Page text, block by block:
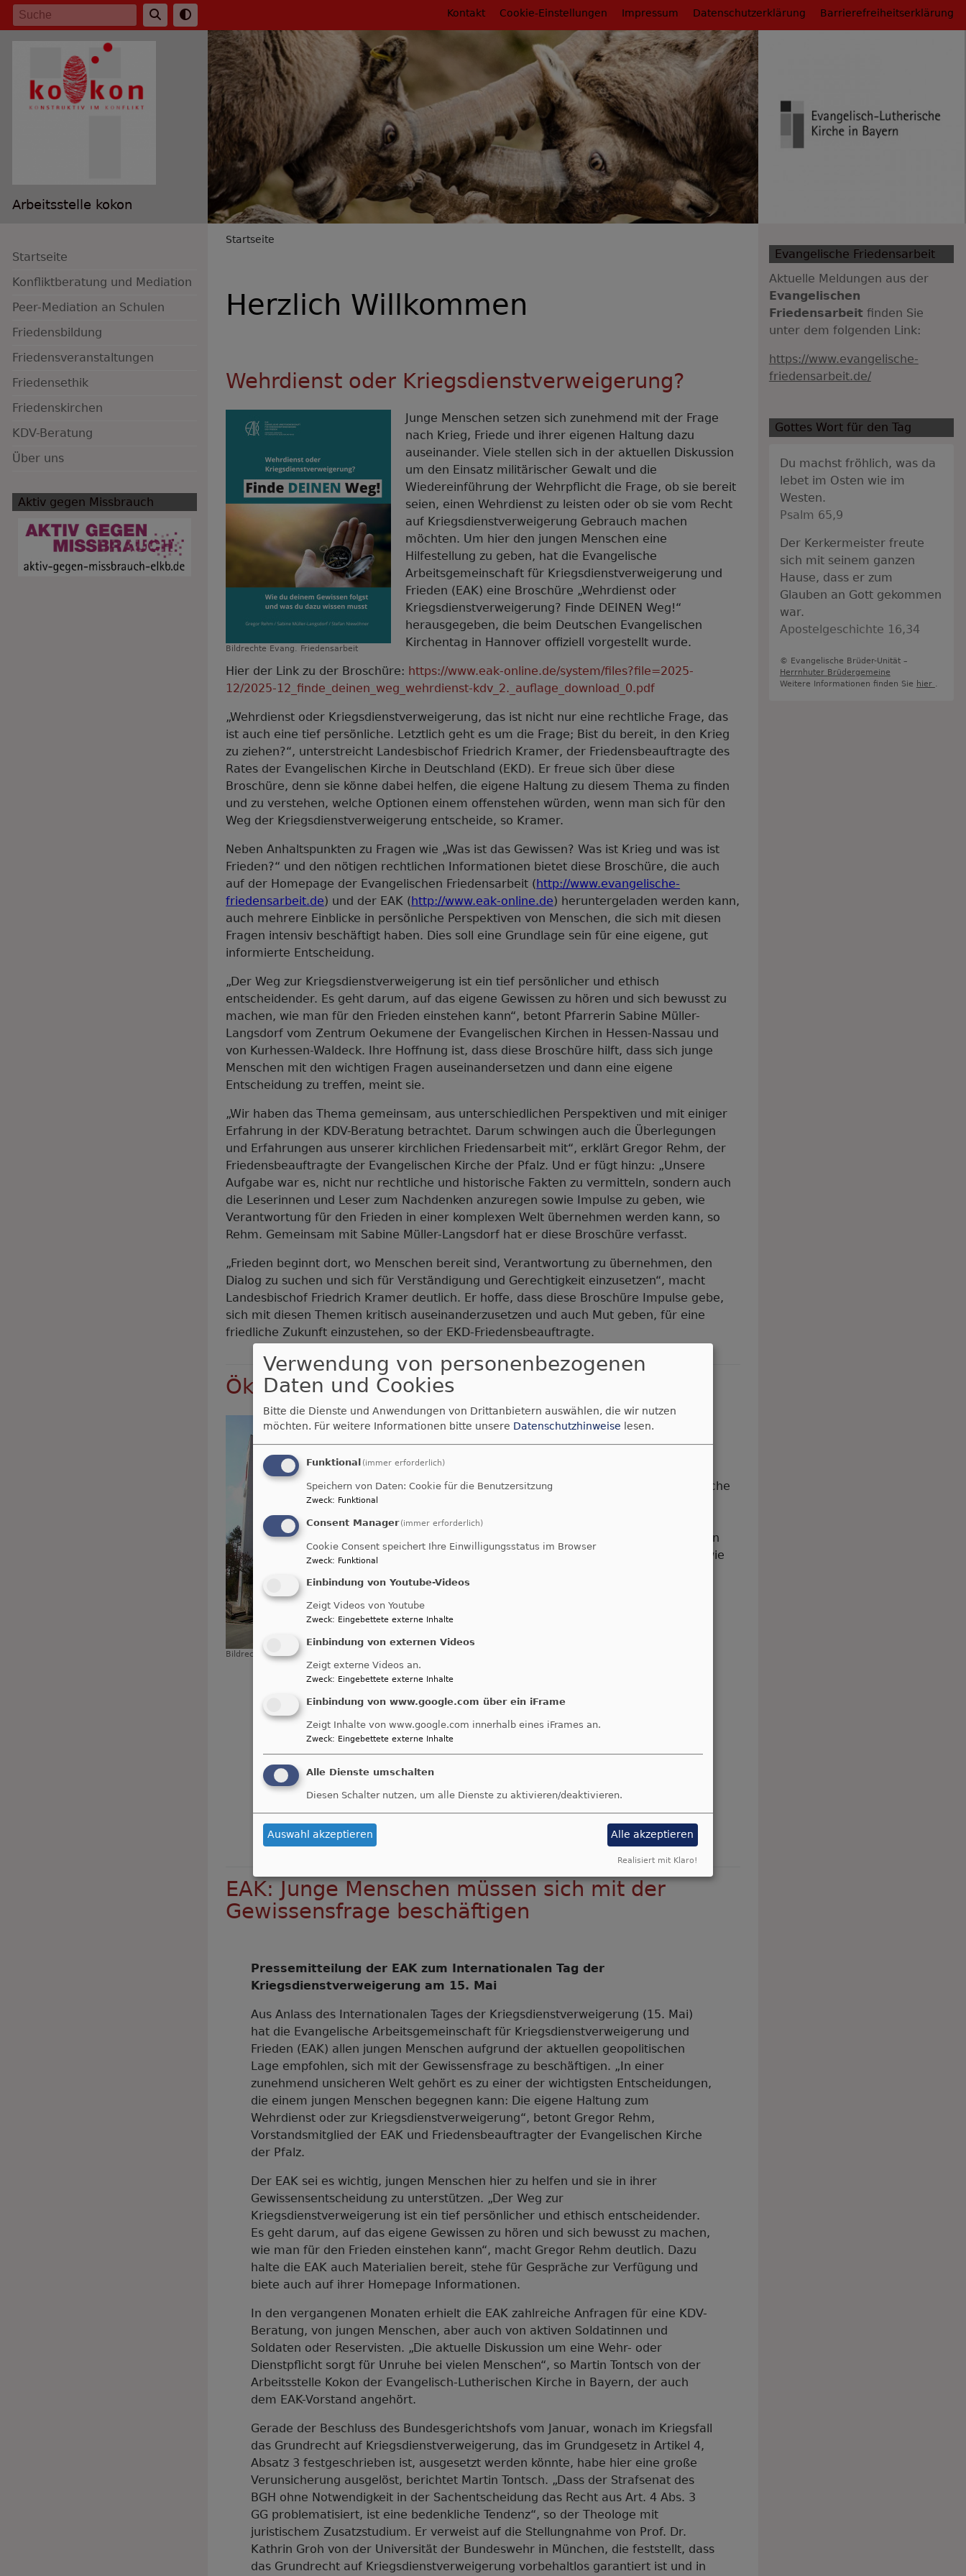
Direkt
zum
Fußbereichsmenü
Kontakt Cookie-Einstellungen Impressum Datenschutzerklärung Barrierefreiheitserklärung
Arbeitsstelle kokon
Hauptnavigation
Startseite
Konfliktberatung und Mediation
Peer-Mediation an Schulen
Friedensbildung
Friedensveranstaltungen
Friedensethik
Friedenskirchen
KDV-Beratung
Über uns
Aktiv gegen Missbrauch
Breadcrumb
Startseite
Herzlich Willkommen
Wehrdienst oder Kriegsdienstverweigerung?
Bildrechte Evang. Friedensarbeit
Junge Menschen setzen sich zunehmend mit der Frage
nach Krieg, Friede und ihrer eigenen Haltung dazu
auseinander. Viele stellen sich in der aktuellen Diskussion
um den Einsatz militärischer Gewalt und die
Wiedereinführung der Wehrpflicht die Frage, ob sie bereit
seien, einen Wehrdienst zu leisten oder ob sie vom Recht
auf Kriegsdienstverweigerung Gebrauch machen
möchten. Um hier den jungen Menschen eine
Hilfestellung zu geben, hat die Evangelische
Arbeitsgemeinschaft für Kriegsdienstverweigerung und
Frieden (EAK) eine Broschüre „Wehrdienst oder
Kriegsdienstverweigerung? Finde DEINEN Weg!“
herausgegeben, die beim Deutschen Evangelischen
Kirchentag in Hannover offiziell vorgestellt wurde.
Hier der Link zu der Broschüre: https://www.eak-online.de/system/files?file=2025-
12/2025-12_finde_deinen_weg_wehrdienst-kdv_2._auflage_download_0.pdf
„Wehrdienst oder Kriegsdienstverweigerung, das ist nicht nur eine rechtliche Frage, das
ist auch eine tief persönliche. Letztlich geht es um die Frage; Bist du bereit, in den Krieg
zu ziehen?“, unterstreicht Landesbischof Friedrich Kramer, der Friedensbeauftragte des
Rates der Evangelischen Kirche in Deutschland (EKD). Er freue sich über diese
Broschüre, denn sie könne dabei helfen, die eigene Haltung zu diesem Thema zu finden
und zu verstehen, welche Optionen einem offenstehen würden, wenn man sich für den
Weg der Kriegsdienstverweigerung entscheide, so Kramer.
Neben Anhaltspunkten zu Fragen wie „Was ist das Gewissen? Was ist Krieg und was ist
Frieden?“ und den nötigen rechtlichen Informationen bietet diese Broschüre, die auch
auf der Homepage der Evangelischen Friedensarbeit ( http://www.evangelische-
friedensarbeit.de) und der EAK ( http://www.eak-online.de) heruntergeladen werden kann,
auch mehrere Einblicke in persönliche Perspektiven von Menschen, die sich mit diesen
Fragen intensiv beschäftigt haben. Dies soll eine Grundlage sein für eine eigene, gut
informierte Entscheidung.
„Der Weg zur Kriegsdienstverweigerung ist ein tief persönlicher und ethisch
entscheidender. Es geht darum, auf das eigene Gewissen zu hören und sich bewusst zu
machen, wie man für den Frieden einstehen kann“, betont Pfarrerin Sabine Müller-
Langsdorf vom Zentrum Oekumene der Evangelischen Kirchen in Hessen-Nassau und
von Kurhessen-Waldeck. Ihre Hoffnung ist, dass diese Broschüre hilft, dass sich junge
Menschen mit den wichtigen Fragen auseinandersetzen und dann eine eigene
Entscheidung zu treffen, meint sie.
„Wir haben das Thema gemeinsam, aus unterschiedlichen Perspektiven und mit einiger
Erfahrung in der KDV-Beratung betrachtet. Darum schwingen auch die Überlegungen
und Erfahrungen aus unserer kirchlichen Friedensarbeit mit“, erklärt Gregor Rehm, der
Friedensbeauftragte der Evangelischen Kirche der Pfalz. Und er fügt hinzu: „Unsere
Aufgabe war es, nicht nur rechtliche und historische Fakten zu vermitteln, sondern auch
die Leserinnen und Leser zum Nachdenken anzuregen sowie Impulse zu geben, wie
Verantwortung für den Frieden in einer komplexen Welt übernehmen werden kann, so
Rehm. Gemeinsam mit Sabine Müller-Langsdorf hat er diese Broschüre verfasst.
„Frieden beginnt dort, wo Menschen bereit sind, Verantwortung zu übernehmen, den
Dialog zu suchen und sich für Verständigung und Gerechtigkeit einzusetzen“, macht
Landesbischof Friedrich Kramer deutlich. Er hoffe, dass diese Broschüre Impulse gebe,
sich mit diesen Themen kritisch auseinanderzusetzen und auch Mut geben, für eine
friedliche Zukunft einzustehen, so der EKD-Friedensbeauftragte.
Ökumenische FriedensDekade 2025
Bildrechte cc
Dekanat Kulmbachwird
Schwerpunktdekanat
Am 09. November 2025 wird die diesjährige Ökumenische
eröffnet.
In den folgenden zehn Tagen bis Buß- und Bettag wird in
zahlreichen Veranstaltungen in ganz Bayern deutlich, wie
Handelns wahrgenommen wird.
EAK: Junge Menschen müssen sich mit der
Gewissensfrage beschäftigen
Pressemitteilung der EAK zum Internationalen Tag der
Kriegsdienstverweigerung am 15. Mai
Aus Anlass des Internationalen Tages der Kriegsdienstverweigerung (15. Mai)
hat die Evangelische Arbeitsgemeinschaft für Kriegsdienstverweigerung und
Frieden (EAK) allen jungen Menschen aufgrund der aktuellen geopolitischen
Lage empfohlen, sich mit der Gewissensfrage zu beschäftigen. „In einer
zunehmend unsicheren Welt gehört es zu einer der wichtigsten Entscheidungen,
die einem jungen Menschen begegnen kann: Die eigene Haltung zum
Wehrdienst oder zur Kriegsdienstverweigerung“, betont Gregor Rehm,
Vorstandsmitglied der EAK und Friedensbeauftragter der Evangelischen Kirche
der Pfalz.
Der EAK sei es wichtig, jungen Menschen hier zu helfen und sie in ihrer
Gewissensentscheidung zu unterstützen. „Der Weg zur
Kriegsdienstverweigerung ist ein tief persönlicher und ethisch entscheidender.
Es geht darum, auf das eigene Gewissen zu hören und sich bewusst zu machen,
wie man für den Frieden einstehen kann“, macht Gregor Rehm deutlich. Dazu
halte die EAK auch Materialien bereit, stehe für Gespräche zur Verfügung und
biete auch auf ihrer Homepage Informationen.
In den vergangenen Monaten erhielt die EAK zahlreiche Anfragen für eine KDV-
Beratung, von jungen Menschen, aber auch von aktiven Soldatinnen und
Soldaten oder Reservisten. „Die aktuelle Diskussion um eine Wehr- oder
Dienstpflicht sorgt für Unruhe bei vielen Menschen“, so Martin Tontsch von der
Arbeitsstelle Kokon der Evangelisch-Lutherischen Kirche in Bayern, der auch
dem EAK-Vorstand angehört.
Gerade der Beschluss des Bundesgerichtshofs vom Januar, wonach im Kriegsfall
das Grundrecht auf Kriegsdienstverweigerung, das im Grundgesetz in Artikel 4,
Absatz 3 festgeschrieben ist, ausgesetzt werden könnte, habe hier eine große
Verunsicherung ausgelöst, berichtet Martin Tontsch. „Dass der Strafsenat des
BGH ohne Notwendigkeit in der Sachentscheidung das Recht aus Art. 4 Abs. 3
GG problematisiert, ist eine bedenkliche Tendenz“, so der Theologe mit
juristischem Zusatzstudium. Er verweist auf die Stellungnahme von Prof. Dr.
Kathrin Groh von der Universität der Bundeswehr in München, die feststellt, dass
das Grundrecht auf Kriegsdienstverweigerung vorbehaltlos garantiert ist und in
Evangelische Friedensarbeit
Aktuelle Meldungen aus der
Evangelischen
Friedensarbeit finden Sie
unter dem folgenden Link:
https://www.evangelische-
friedensarbeit.de/
Gottes Wort für den Tag
Du machst fröhlich, was da
lebet im Osten wie im
Westen.
Psalm 65,9
Der Kerkermeister freute
sich mit seinem ganzen
Hause, dass er zum
Glauben an Gott gekommen
war.
Apostelgeschichte 16,34
© Evangelische Brüder-Unität –
Herrnhuter Brüdergemeine
Weitere Informationen finden Sie hier
Verwendung von personenbezogenen
Daten und Cookies
Bitte die Dienste und Anwendungen von Drittanbietern auswählen, die wir nutzen
möchten. Für weitere Informationen bitte unsere Datenschutzhinweise lesen.
Funktional (immer erforderlich)
Speichern von Daten: Cookie für die Benutzersitzung
Zweck: Funktional
Consent Manager (immer erforderlich)
Cookie Consent speichert Ihre Einwilligungsstatus im Browser
Zweck: Funktional
Einbindung von Youtube-Videos
Zeigt Videos von Youtube
Zweck: Eingebettete externe Inhalte
Einbindung von externen Videos
Zeigt externe Videos an.
Zweck: Eingebettete externe Inhalte
Einbindung von www.google.com über ein iFrame
Zeigt Inhalte von www.google.com innerhalb eines iFrames an.
Zweck: Eingebettete externe Inhalte
Alle Dienste umschalten
Diesen Schalter nutzen, um alle Dienste zu aktivieren/deaktivieren.
Auswahl akzeptieren Alle akzeptieren
Realisiert mit Klaro!